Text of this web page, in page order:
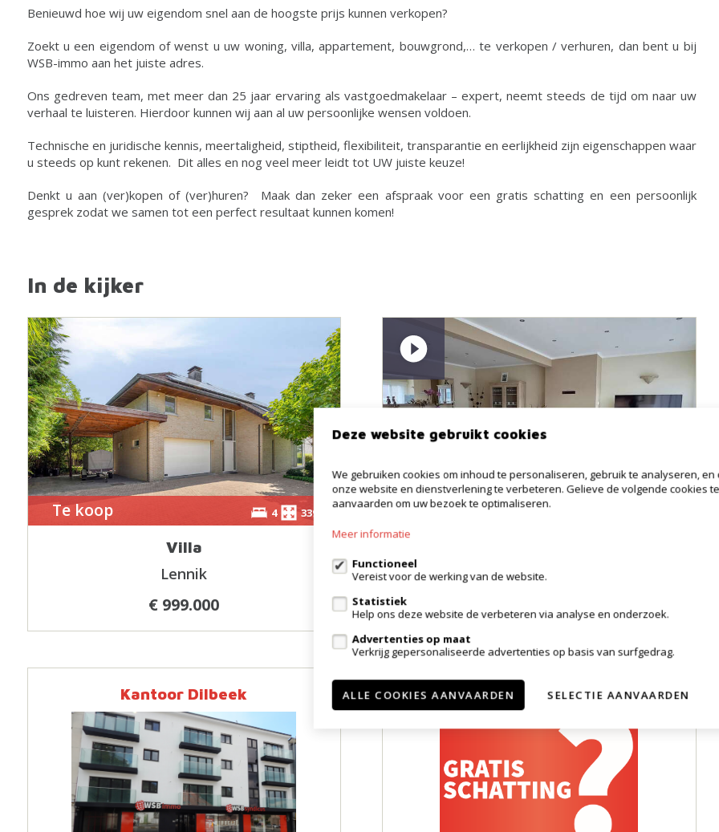
Benieuwd hoe wij uw eigendom snel aan de hoogste prijs kunnen verkopen?
Zoekt u een eigendom of wenst u uw woning, villa, appartement, bouwgrond,… te verkopen / verhuren, dan bent u bij
WSB-immo aan het juiste adres.
Ons gedreven team, met meer dan 25 jaar ervaring als vastgoedmakelaar – expert, neemt steeds de tijd om naar uw
verhaal te luisteren. Hierdoor kunnen wij aan al uw persoonlijke wensen voldoen.
Technische en juridische kennis, meertaligheid, stiptheid, flexibiliteit, transparantie en eerlijkheid zijn eigenschappen waar
u steeds op kunt rekenen. Dit alles en nog veel meer leidt tot UW juiste keuze!
Denkt u aan (ver)kopen of (ver)huren? Maak dan zeker een afspraak voor een gratis schatting en een persoonlijk
gesprek zodat we samen tot een perfect resultaat kunnen komen!
In de kijker
Te koop 4 339m²
Villa
Lennik
€ 999.000
Te koop
Aalst
Kantoor Dilbeek Gratis schatting
Deze website gebruikt cookies
We gebruiken cookies om inhoud te personaliseren, gebruik te analyseren, en
onze website en dienstverlening te verbeteren. Gelieve de volgende cookies te
aanvaarden om uw bezoek te optimaliseren.
Meer informatie
Functioneel
Vereist voor de werking van de website.
Statistiek
Help ons deze website de verbeteren via analyse en onderzoek.
Advertenties op maat
Verkrijg gepersonaliseerde advertenties op basis van surfgedrag.
ALLE COOKIES AANVAARDEN SELECTIE AANVAARDEN